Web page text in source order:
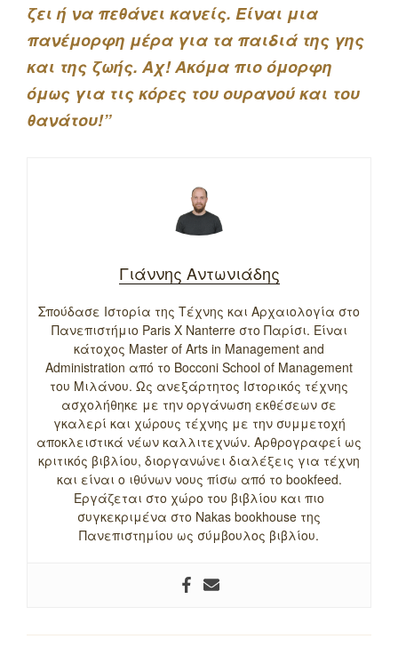
ζει ή να πεθάνει κανείς. Είναι μια
πανέμορφη μέρα για τα παιδιά της γης
και της ζωής. Αχ! Ακόμα πιο όμορφη
όμως για τις κόρες του ουρανού και του
θανάτου!”
Γιάννης Αντωνιάδης
Σπούδασε Ιστορία της Τέχνης και Αρχαιολογία στο
Πανεπιστήμιο Paris X Nanterre στο Παρίσι. Είναι
κάτοχος Master of Arts in Management and
Administration από το Bocconi School of Management
του Μιλάνου. Ως ανεξάρτητος Ιστορικός τέχνης
ασχολήθηκε με την οργάνωση εκθέσεων σε
γκαλερί και χώρους τέχνης με την συμμετοχή
αποκλειστικά νέων καλλιτεχνών. Αρθρογραφεί ως
κριτικός βιβλίου, διοργανώνει διαλέξεις για τέχνη
και είναι ο ιθύνων νους πίσω από το bookfeed.
Εργάζεται στο χώρο του βιβλίου και πιο
συγκεκριμένα στο Nakas bookhouse της
Πανεπιστημίου ως σύμβουλος βιβλίου.